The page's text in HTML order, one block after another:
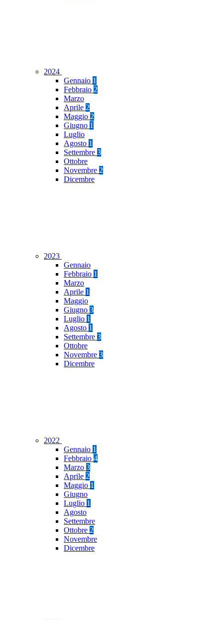
2024
Gennaio 1
Febbraio 2
Marzo
Aprile 2
Maggio 2
Giugno 1
Luglio
Agosto 1
Settembre 3
Ottobre
Novembre 2
Dicembre
2023
Gennaio
Febbraio 1
Marzo
Aprile 1
Maggio
Giugno 3
Luglio 1
Agosto 1
Settembre 3
Ottobre
Novembre 3
Dicembre
2022
Gennaio 1
Febbraio 4
Marzo 3
Aprile 2
Maggio 1
Giugno
Luglio 1
Agosto
Settembre
Ottobre 2
Novembre
Dicembre